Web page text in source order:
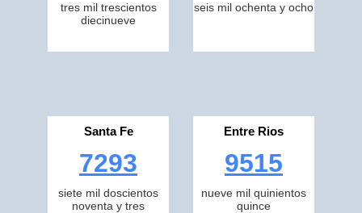
tres mil trescientos
diecinueve
seis mil ochenta y ocho
Santa Fe
7293
siete mil doscientos
noventa y tres
Entre Rios
9515
nueve mil quinientos
quince